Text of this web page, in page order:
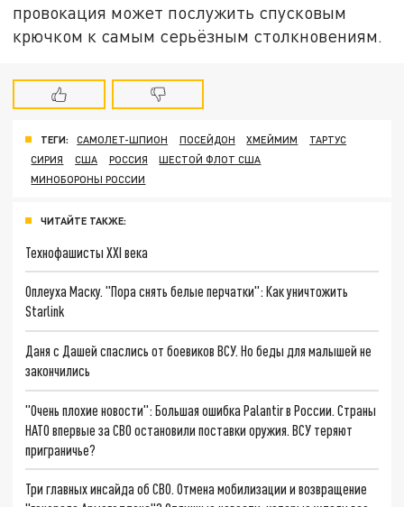
провокация может послужить спусковым
крючком к самым серьёзным столкновениям.
ТЕГИ: САМОЛЕТ-ШПИОН ПОСЕЙДОН ХМЕЙМИМ
ТАРТУС
СИРИЯ
США РОССИЯ
ШЕСТОЙ ФЛОТ США
МИНОБОРОНЫ РОССИИ
ЧИТАЙТЕ ТАКЖЕ:
Технофашисты XXI века
Оплеуха Маску. "Пора снять белые перчатки": Как уничтожить
Starlink
Даня с Дашей спаслись от боевиков ВСУ. Но беды для малышей не
закончились
"Очень плохие новости": Большая ошибка Palantir в России. Страны
НАТО впервые за СВО остановили поставки оружия. ВСУ теряют
приграничье?
Три главных инсайда об СВО. Отмена мобилизации и возвращение